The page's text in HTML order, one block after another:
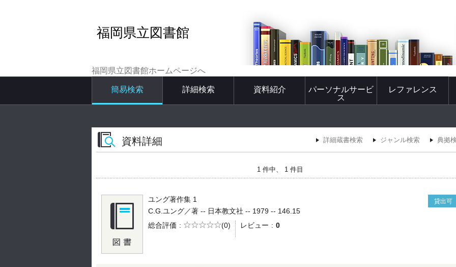
福岡県立図書館
福岡県立図書館ホームページへ
簡易検索 詳細検索 資料紹介
パーソナルサービ
ス
レファレンス
資料詳細 詳細蔵書検索 ジャンル検索 典拠
1 件中、 1 件目
ユング著作集 1 貸出可
C.G.ユング／著 -- 日本教文社 -- 1979 -- 146.15
総合評価
5段階評価
(0) レビュー 0